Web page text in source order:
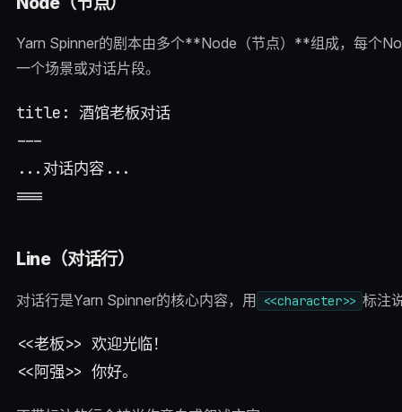
Yarn Spinner的剧本由多个**Node（节点）**组成，每个
一个场景或对话片段。
title: 酒馆老板对话
---
...对话内容...
Line（对话行）
对话行是Yarn Spinner的核心内容，用 <<character>> 标注
<<老板>> 欢迎光临！